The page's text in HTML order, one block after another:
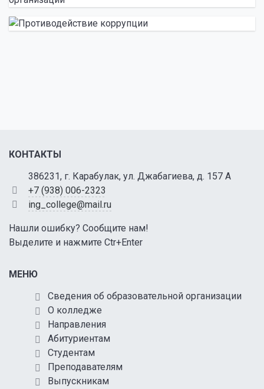
КОНТАКТЫ
386231, г. Карабулак, ул. Джабагиева, д. 157 А
+7 (938) 006-2323
ing_college@mail.ru
Нашли ошибку? Сообщите нам!
Выделите и нажмите Ctr+Enter
МЕНЮ
Сведения об образовательной организации
О колледже
Направления
Абитуриентам
Студентам
Преподавателям
Выпускникам